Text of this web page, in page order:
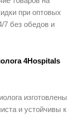
при оптовых
7 без обедов и
4Hospitals
изготовлены
и устойчивы к